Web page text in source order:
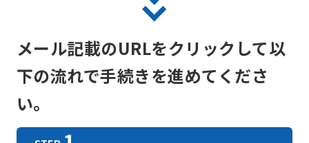
メール記載のURLをクリックして以
下の流れで手続きを進めてくださ
い。